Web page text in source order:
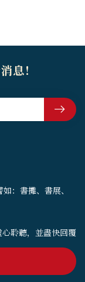
：書攤、書展、
聆聽，並盡快回覆
息！